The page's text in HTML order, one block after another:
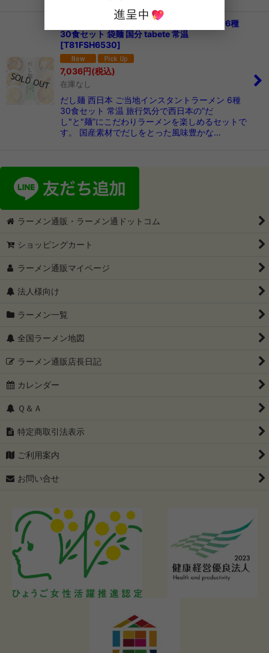
だし麺 西日本 ご当地インスタントラーメン 6種
30食セット 袋麺 国分 tabete 常温
[T81FSH6530]
7,036円(税込)
在庫なし
だし麺 西日本 ご当地インスタントラーメン 6種
30食セット 常温 旅行気分で西日本の”だ
し"と"麺”にこだわりラーメンを楽しめるセットで
す。 国産素材でだしをとった風味豊かな…
ラーメン通販・ラーメン通ドットコム
ショッピングカート
ラーメン通販マイページ
法人様向け
ラーメン一覧
全国ラーメン地図
ラーメン通販店長日記
カレンダー
Ｑ＆Ａ
特定商取引法表示
ご利用案内
お問い合せ